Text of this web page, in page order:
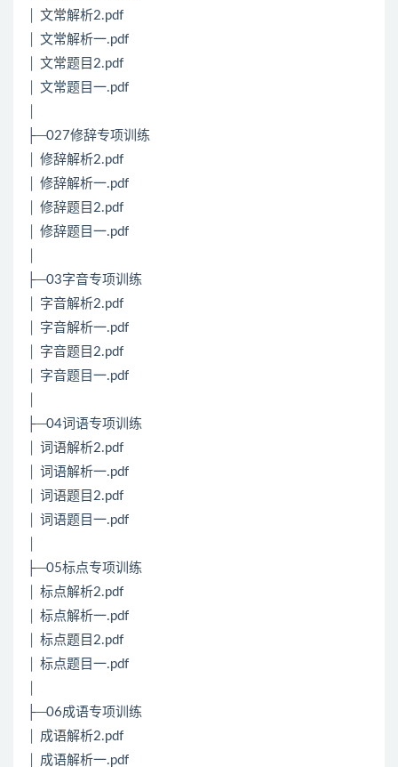
│ 文常解析2.pdf
│ 文常解析一.pdf
│ 文常题目2.pdf
│ 文常题目一.pdf
├─027修辞专项训练
│ 修辞解析2.pdf
│ 修辞解析一.pdf
│ 修辞题目2.pdf
│ 修辞题目一.pdf
├─03字音专项训练
│ 字音解析2.pdf
│ 字音解析一.pdf
│ 字音题目2.pdf
│ 字音题目一.pdf
├─04词语专项训练
│ 词语解析2.pdf
│ 词语解析一.pdf
│ 词语题目2.pdf
│ 词语题目一.pdf
├─05标点专项训练
│ 标点解析2.pdf
│ 标点解析一.pdf
│ 标点题目2.pdf
│ 标点题目一.pdf
├─06成语专项训练
│ 成语解析2.pdf
│ 成语解析一.pdf